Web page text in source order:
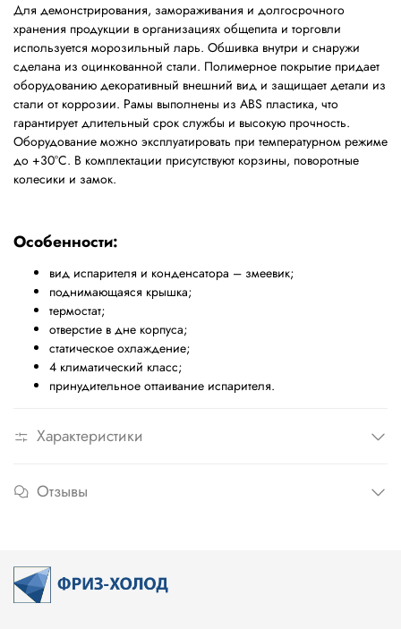
Для демонстрирования, замораживания и долгосрочного
хранения продукции в организациях общепита и торговли
используется морозильный ларь. Обшивка внутри и снаружи
сделана из оцинкованной стали. Полимерное покрытие придает
оборудованию декоративный внешний вид и защищает детали из
стали от коррозии. Рамы выполнены из ABS пластика, что
гарантирует длительный срок службы и высокую прочность.
Оборудование можно эксплуатировать при температурном режиме
до +30°С. В комплектации присутствуют корзины, поворотные
колесики и замок.
Особенности:
вид испарителя и конденсатора – змеевик;
поднимающаяся крышка;
термостат;
отверстие в дне корпуса;
статическое охлаждение;
4 климатический класс;
принудительное оттаивание испарителя.
Характеристики
Отзывы